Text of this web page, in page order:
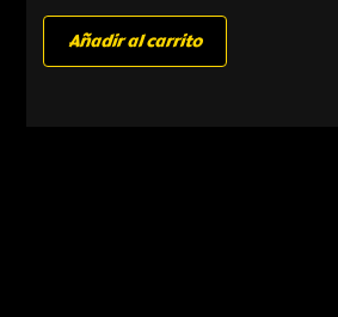
Añadir al carrito